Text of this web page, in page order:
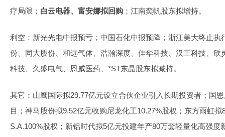
疗局限； 白云电器、富安娜拟回购 ；江南奕帆股东拟增持。
利空：新光光电中报预亏；中国石化中报预降；浙江美大终止执
份、同大股份、和远气体、浩瀚深度、佳华科技、汉王科技、
科技、久盛电气、恩威医药、*ST东晶股东拟减持。
其它：山鹰国际拟29.77亿元设立合伙企业引入长期投资者；国
目；神马股份拟9.52亿元收购尼龙化工10.27%股权；东方雨虹
S.A.100%股权；新铝时代拟5亿元投建年产80万套轻量化高强